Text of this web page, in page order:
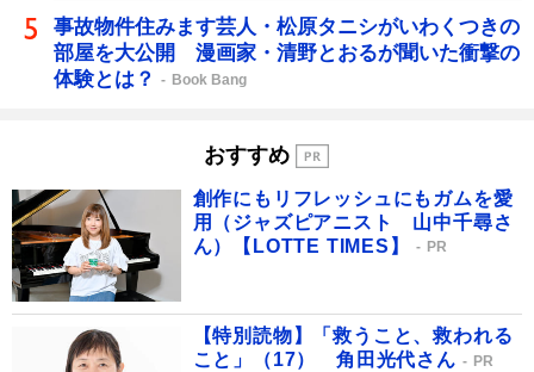
事故物件住みます芸人・松原タニシがいわくつきの
部屋を大公開 漫画家・清野とおるが聞いた衝撃の
体験とは？
Book Bang
おすすめ
創作にもリフレッシュにもガムを愛
用（ジャズピアニスト 山中千尋さ
ん）【LOTTE TIMES】
PR
【特別読物】「救うこと、救われる
こと」（17） 角田光代さん
PR